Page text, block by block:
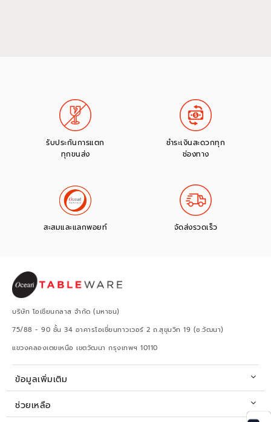
รับประกันการแตก
ทุกขนส่ง
ชำระเงินสะดวกทุก
ช่องทาง
สะสมและแลกพอยท์ จัดส่งรวดเร็ว
บริษัท โอเชียนกลาส จำกัด (มหาชน)
75/88 - 90 ชั้น 34 อาคารโอเชี่ยนทาวเวอร์ 2 ถ.สุขุมวิท 19 (ซ.วัฒนา)
แขวงคลองเตยเหนือ เขตวัฒนา กรุงเทพฯ 10110
ข้อมูลเพิ่มเติม
ช่วยเหลือ